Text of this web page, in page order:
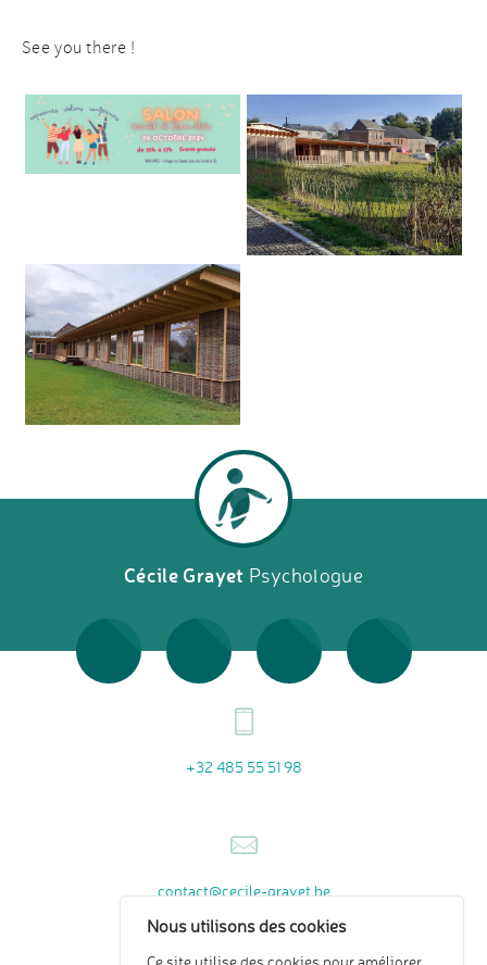
See you there !
Cécile Grayet Psychologue
+32 485 55 51 98
contact@cecile-grayet.be
Nous utilisons des cookies